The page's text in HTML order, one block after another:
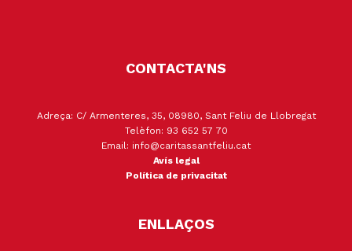
CONTACTA'NS
Adreça: C/ Armenteres, 35, 08980, Sant Feliu de Llobregat
Telèfon: 93 652 57 70
Email: info@caritassantfeliu.cat
Avís legal
Política de privacitat
ENLLAÇOS